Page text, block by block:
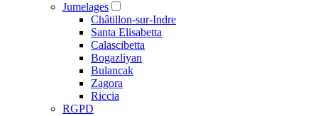
Jumelages
Châtillon-sur-Indre
Santa Elisabetta
Calascibetta
Bogazliyan
Bulancak
Zagora
Riccia
RGPD